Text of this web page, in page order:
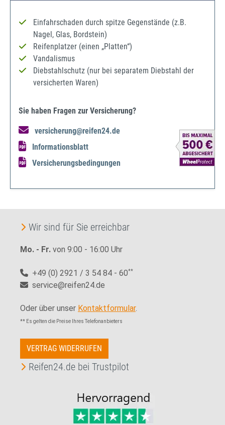
Einfahrschaden durch spitze Gegenstände (z.B.
Nagel, Glas, Bordstein)
Reifenplatzer (einen „Platten“)
Vandalismus
Diebstahlschutz (nur bei separatem Diebstahl der
versicherten Waren)
Sie haben Fragen zur Versicherung?
versicherung@reifen24.de
Informationsblatt
Versicherungsbedingungen
Wir sind für Sie erreichbar
Mo. - Fr. von 9:00 - 16:00 Uhr
+49 (0) 2921 / 3 54 84 - 60**
service@reifen24.de
Oder über unser Kontaktformular.
** Es gelten die Preise Ihres Telefonanbieters
VERTRAG WIDERRUFEN
Reifen24.de bei Trustpilot